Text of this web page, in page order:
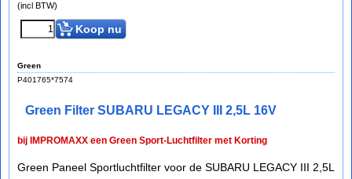
(incl BTW)
Koop nu
Green
P401765*7574
Green Filter SUBARU LEGACY III 2,5L 16V
bij IMPROMAXX een Green Sport-Luchtfilter met Korting
Green Paneel Sportluchtfilter voor de SUBARU LEGACY III 2,5L